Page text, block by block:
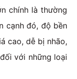
chính là thường
cạnh đó, độ bền
cao, dễ bị nhão,
với những loại